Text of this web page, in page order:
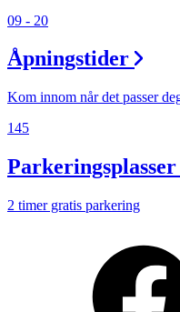
09 - 20
Åpningstider
Kom innom når det passer
145
Parkeringsplasser
2 timer gratis parkering